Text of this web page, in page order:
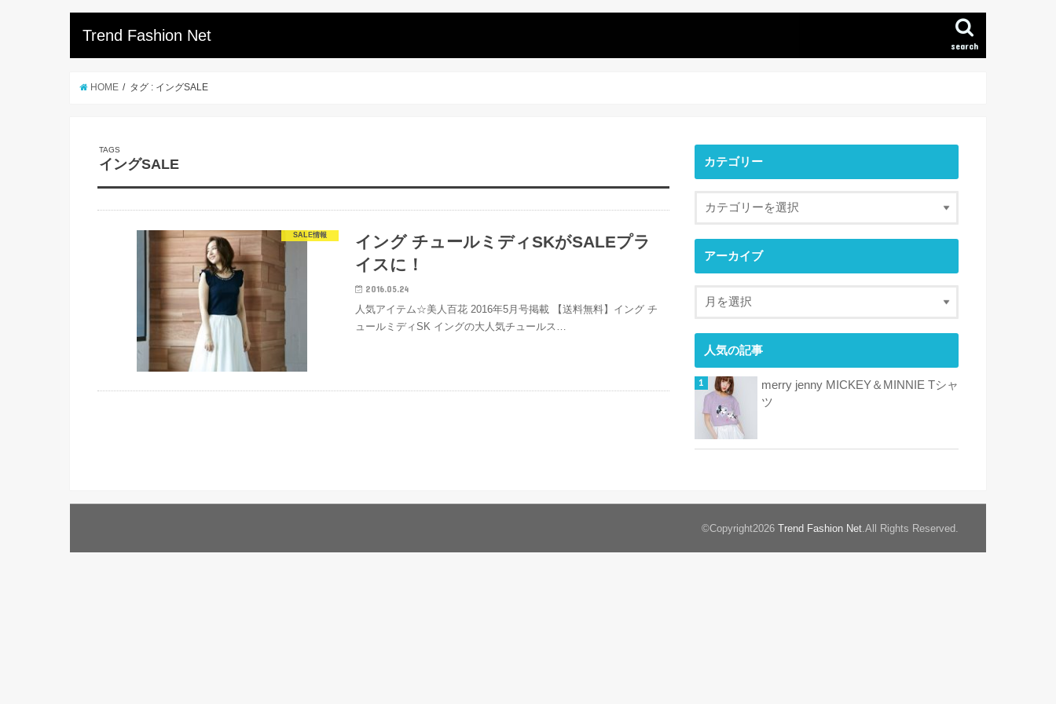
Trend Fashion Net
search
HOME タグ : イングSALE
イングSALE
SALE情報
イング チュールミディSKがSALEプラ
イスに！
2016.05.24
人気アイテム☆美人百花 2016年5月号掲載 【送料無料】イング チ
ュールミディSK イングの大人気チュールス…
カテゴリー
アーカイブ
人気の記事
merry jenny MICKEY＆MINNIE Tシャ
ツ
©Copyright2026 Trend Fashion Net .All Rights Reserved.